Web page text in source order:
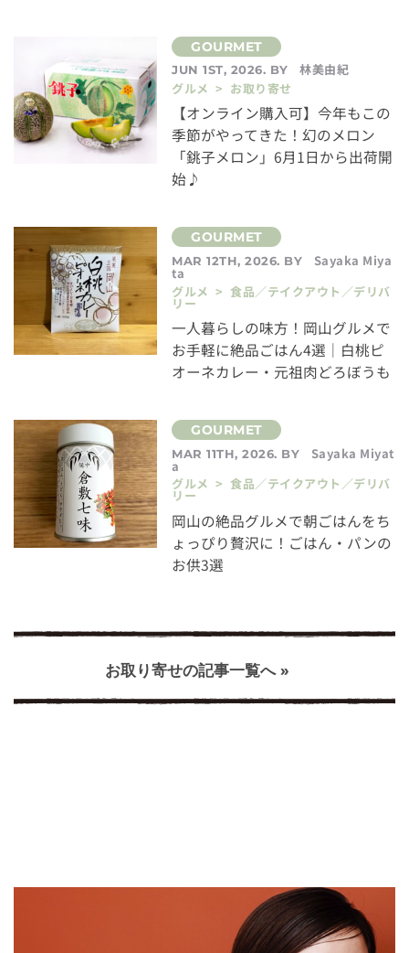
JUN 1ST, 2026. BY
林美由紀
グルメ > お取り寄せ
【オンライン購入可】今年もこの
季節がやってきた！幻のメロン
「銚子メロン」6月1日から出荷開
始♪
MAR 12TH, 2026. BY Sayaka Miya
ta
グルメ > 食品／テイクアウト／デリバ
リー
一人暮らしの味方！岡山グルメで
お手軽に絶品ごはん4選｜白桃ピ
オーネカレー・元祖肉どろぼうも
MAR 11TH, 2026. BY Sayaka Miyat
a
グルメ > 食品／テイクアウト／デリバ
リー
岡山の絶品グルメで朝ごはんをち
ょっぴり贅沢に！ごはん・パンの
お供3選
お取り寄せの記事一覧へ »